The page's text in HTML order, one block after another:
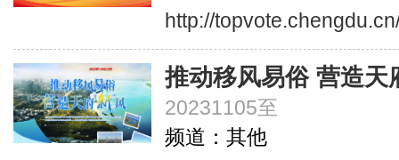
http://
推动移风易俗 营造天
20231105至
频道：其他